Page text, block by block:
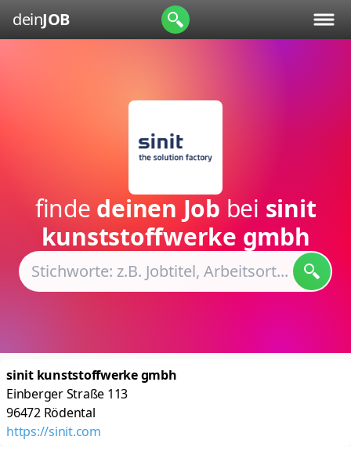
deinJOB
finde deinen Job bei sinit
kunststoffwerke gmbh
sinit kunststoffwerke gmbh
Einberger Straße 113
96472 Rödental
https://sinit.com